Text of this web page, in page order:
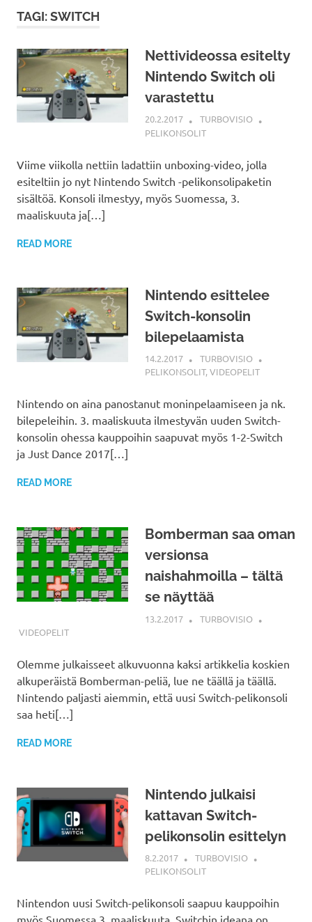
TAGI: SWITCH
Nettivideossa esitelty
Nintendo Switch oli
varastettu
20.2.2017
TURBOVISIO
PELIKONSOLIT
Viime viikolla nettiin ladattiin unboxing-video, jolla
esiteltiin jo nyt Nintendo Switch -pelikonsolipaketin
sisältöä. Konsoli ilmestyy, myös Suomessa, 3.
maaliskuuta ja[…]
READ MORE
Nintendo esittelee
Switch-konsolin
bilepelaamista
14.2.2017
TURBOVISIO
PELIKONSOLIT,VIDEOPELIT
Nintendo on aina panostanut moninpelaamiseen ja nk.
bilepeleihin. 3. maaliskuuta ilmestyvän uuden Switch-
konsolin ohessa kauppoihin saapuvat myös 1-2-Switch
ja Just Dance 2017[…]
READ MORE
Bomberman saa oman
versionsa
naishahmoilla – tältä
se näyttää
13.2.2017
TURBOVISIO
VIDEOPELIT
Olemme julkaisseet alkuvuonna kaksi artikkelia koskien
alkuperäistä Bomberman-peliä, lue ne täällä ja täällä.
Nintendo paljasti aiemmin, että uusi Switch-pelikonsoli
saa heti[…]
READ MORE
Nintendo julkaisi
kattavan Switch-
pelikonsolin esittelyn
8.2.2017
TURBOVISIO
PELIKONSOLIT
Nintendon uusi Switch-pelikonsoli saapuu kauppoihin